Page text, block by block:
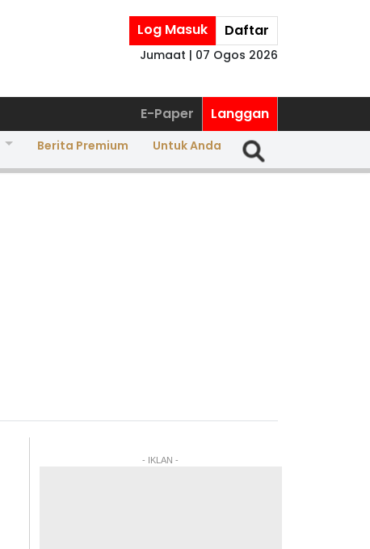
Log Masuk Daftar
Jumaat | 07 Ogos 2026
E-Paper Langgan
Berita Premium Untuk Anda
- IKLAN -